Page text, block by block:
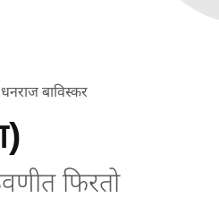
धनराज बाविस्कर
फिरतो